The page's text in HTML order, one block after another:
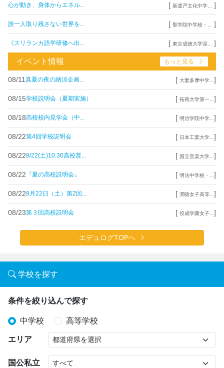
心が動き、身体からエネル... [ 新渡戸文化中学... ]
誰一人取り残さない世界を... [ 聖学院中学校・... ]
《スリランカ語学研修へ出... [ 東京成徳大学深... ]
イベント情報 もっと見る
08/11 真夏の夜の納涼企画... [ 大妻多摩中学... ]
08/15学校説明会（夏期実施） [ 拓殖大学第一... ]
08/18高校校内見学会（中... [ 明治学院中学... ]
08/22第4回学校説明会 [ 日本工業大学... ]
08/228/22(土)10:30高校普... [ 国立音楽大学... ]
08/22 『夏の高校説明会』 [ 明法中学校・... ]
08/228月22日（土）第2回... [ 潤徳女子高等... ]
08/23第３回高校説明会 [ 佼成学園女子... ]
エデュログTOPへ
学校を探す
条件を絞り込んで探す
中学校 高等学校
エリア
国公私立